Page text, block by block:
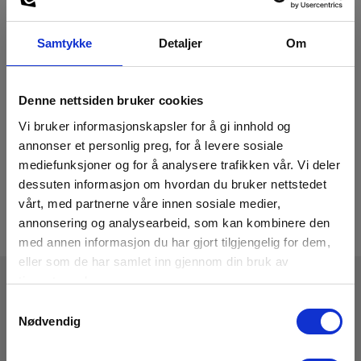
Samtykke Detaljer Om
Denne nettsiden bruker cookies
Vi bruker informasjonskapsler for å gi innhold og
annonser et personlig preg, for å levere sosiale
mediefunksjoner og for å analysere trafikken vår. Vi deler
dessuten informasjon om hvordan du bruker nettstedet
vårt, med partnerne våre innen sosiale medier,
annonsering og analysearbeid, som kan kombinere den
med annen informasjon du har gjort tilgjengelig for dem,
eller som de har samlet inn gjennom din bruk av
tjenestene deres.
Nødvendig
Tekniske Data